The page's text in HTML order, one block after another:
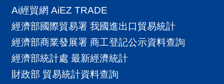
Ai經貿網 AiEZ TRADE
經濟部國際貿易署 我國進出口貿易統計
經濟部商業發展署 商工登記公示資料查詢
經濟部統計處 最新經濟統計
財政部 貿易統計資料查詢